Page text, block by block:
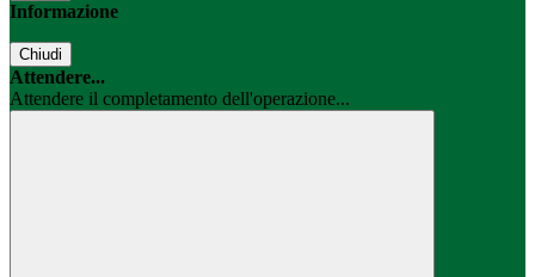
Informazione
Chiudi
Attendere...
Attendere il completamento dell'operazione...